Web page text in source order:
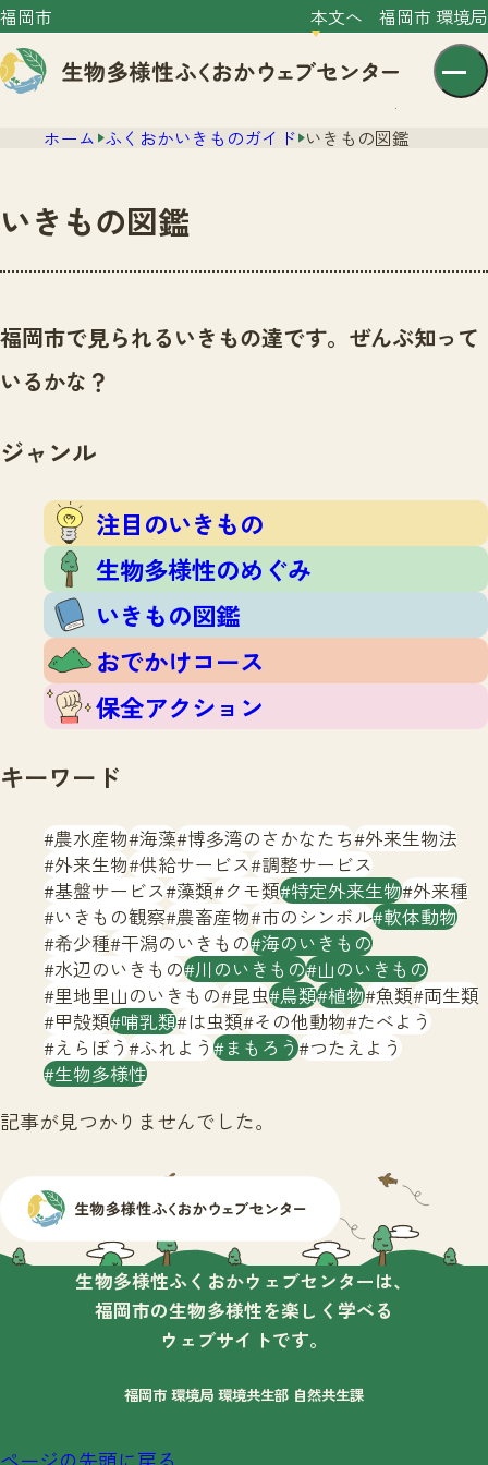
福岡市 本文へ 福岡市 環境局
文字サイズ 小 中 大
センター紹介
センター紹介TOP
サイトポリシー
ニュース
いきものガイド
注目のいきもの
生物多様性のめぐみ
いきもの図鑑
おでかけコース
保全アクション
イベント
いきもの調査隊
調査レポート
調査レポートTOP
調査結果
ふくおかいきものマップ
マッチング
マッチングTOP
掲載申し込みフォーム
お問合せ
生物多様性ふくおかウェブセンターとは
サイトマップ
ホーム ふくおかいきものガイド いきもの図鑑
いきもの図鑑
福岡市で見られるいきもの達です。ぜんぶ知って
いるかな？
ジャンル
注目のいきもの
生物多様性のめぐみ
いきもの図鑑
おでかけコース
保全アクション
キーワード
農水産物 海藻 博多湾のさかなたち 外来生物法
外来生物 供給サービス 調整サービス
基盤サービス 藻類 クモ類 特定外来生物 外来種
いきもの観察 農畜産物 市のシンボル 軟体動物
希少種 干潟のいきもの 海のいきもの
水辺のいきもの 川のいきもの 山のいきもの
里地里山のいきもの 昆虫 鳥類 植物 魚類 両生類
甲殻類 哺乳類 は虫類 その他動物 たべよう
えらぼう ふれよう まもろう つたえよう
生物多様性
記事が見つかりませんでした。
生物多様性ふくおかウェブセンターは、
福岡市の生物多様性を楽しく学べる
ウェブサイトです。
福岡市 環境局 環境共生部 自然共生課